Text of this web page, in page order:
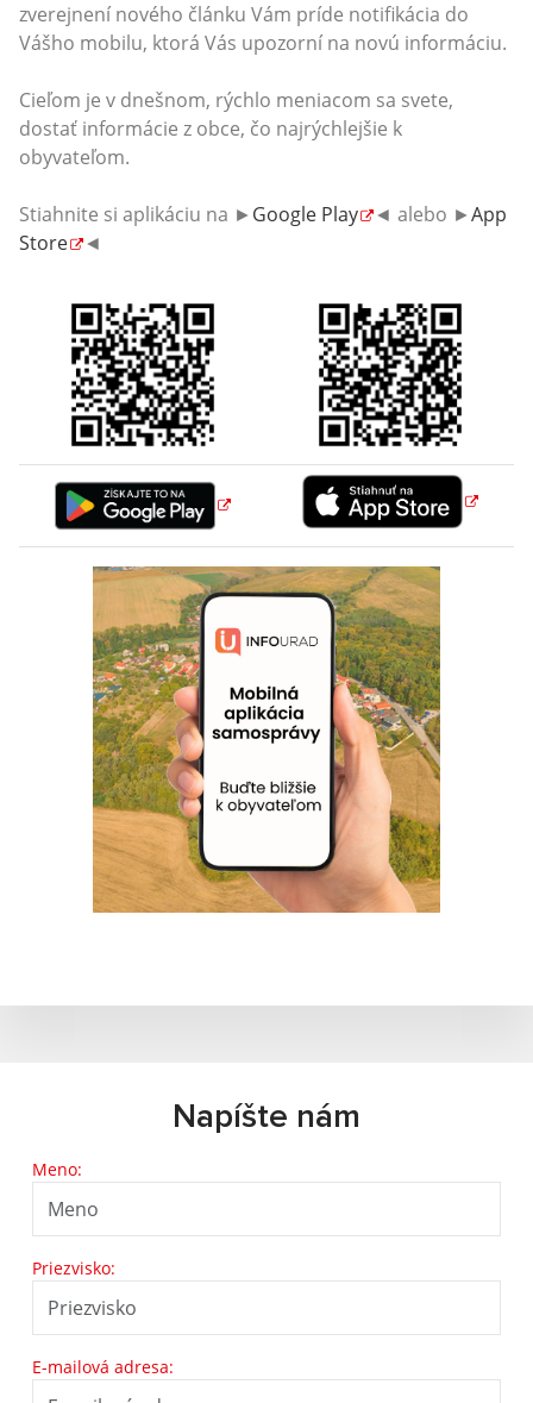
zverejnení nového článku Vám príde notifikácia do
Vášho mobilu, ktorá Vás upozorní na novú informáciu.
Cieľom je v dnešnom, rýchlo meniacom sa svete,
dostať informácie z obce, čo najrýchlejšie k
obyvateľom.
Stiahnite si aplikáciu na ► Google Play ◄ alebo ►App
Store
◄
Napíšte nám
Meno:
Priezvisko:
E-mailová adresa: